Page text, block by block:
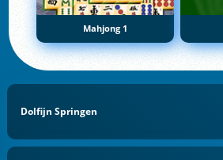
Mahjong 1
Dolfijn Springen